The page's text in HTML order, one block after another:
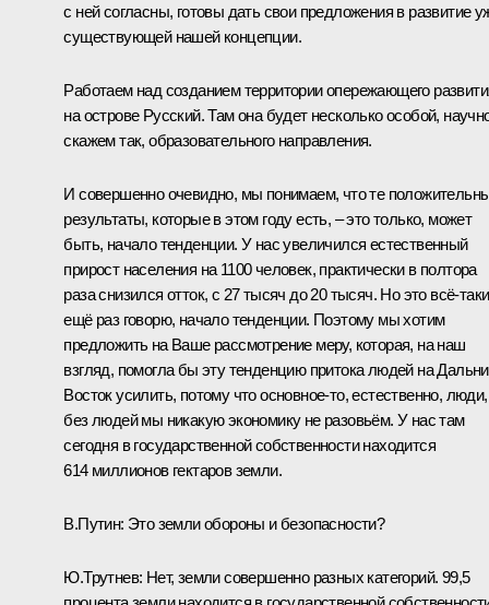
с ней согласны, готовы дать свои предложения в развитие
существующей нашей концепции.
Работаем над созданием территории опережающего
на острове Русский. Там она будет несколько особой,
скажем так, образовательного направления.
И совершенно очевидно, мы понимаем, что те
результаты, которые в этом году есть, – это только, может
быть, начало тенденции. У нас увеличился естественный
прирост населения на 1100 человек, практически в полтора
раза снизился отток, с 27 тысяч до 20 тысяч. Но это
ещё раз говорю, начало тенденции. Поэтому мы хотим
предложить на Ваше рассмотрение меру, которая, на наш
взгляд, помогла бы эту тенденцию притока людей на
Восток усилить, потому что основное‑то, естественно, люди,
без людей мы никакую экономику не разовьём. У нас там
сегодня в государственной собственности находится
614 миллионов гектаров земли.
В.Путин: Это земли обороны и безопасности?
Ю.Трутнев: Нет, земли совершенно разных категорий. 99,5